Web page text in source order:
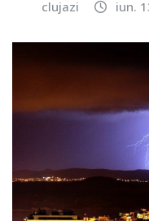
clujazi iun.